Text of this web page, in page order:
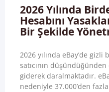
2026 Yılında
Hesabını
Bir Şekilde
2026 yılında eBay’de
satıcının
giderek daralmaktadır.
nedeniyle 37.000’den fazla